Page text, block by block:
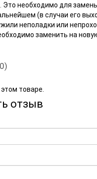
Это необходимо для
(в случаи его
неполадки или
заменить на
товаре.
отзыв